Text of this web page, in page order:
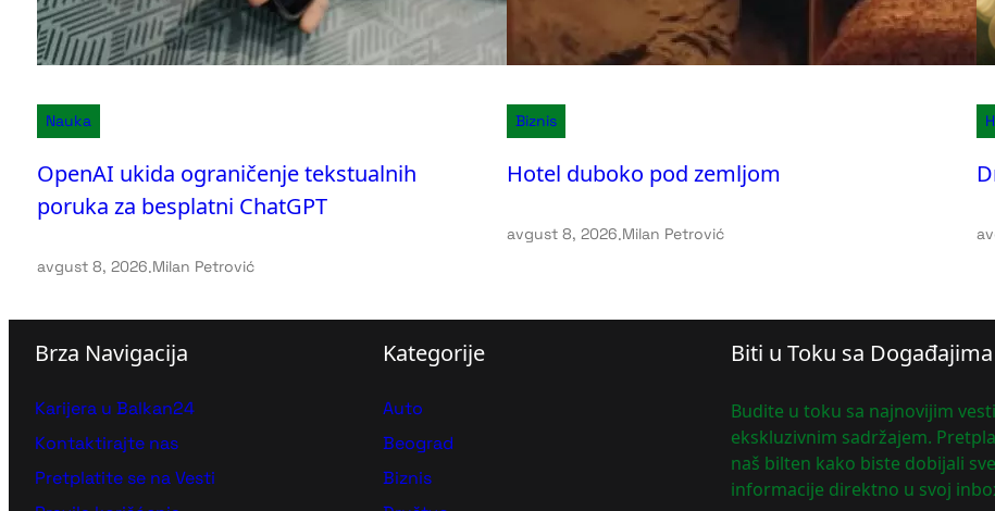
Nauka
OpenAI ukida ograničenje tekstualnih
poruka za besplatni ChatGPT
avgust 8, 2026.Milan Petrović
Biznis
Hotel duboko pod zemljom
avgust 8, 2026.Milan Petrović
Brza Navigacija
Karijera u Balkan24
Kontaktirajte nas
Pretplatite se na Vesti
Kategorije
Auto
Beograd
Biznis
Biti u Toku sa Događajima
Budite u toku sa najnovijim
ekskluzivnim sadržajem.
naš bilten kako biste dobijali
informacije direktno u svoj